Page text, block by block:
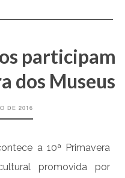
participam
dos Museus
DE 2016
a 10ª Primavera
promovida por